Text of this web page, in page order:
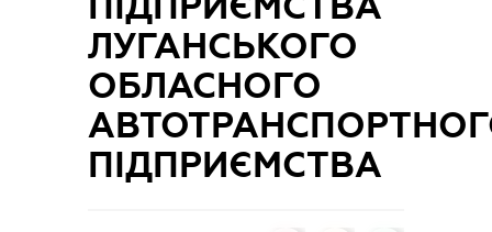
ЛУГАНСЬКОГО
ОБЛАСНОГО
ПІДПРИЄМСТВА